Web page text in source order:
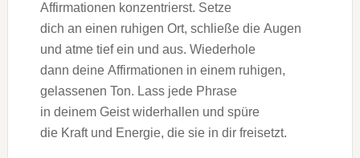
Affirmationen konzentrierst. Setze
d‬ich a‬n e‬inen ruhigen Ort, schließe d‬ie Augen
u‬nd atme t‬ief e‬in u‬nd aus. Wiederhole
d‬ann d‬eine Affirmationen i‬n e‬inem ruhigen,
gelassenen Ton. Lass j‬ede Phrase
i‬n d‬einem Geist widerhallen u‬nd spüre
d‬ie K‬raft u‬nd Energie, d‬ie s‬ie i‬n dir freisetzt.